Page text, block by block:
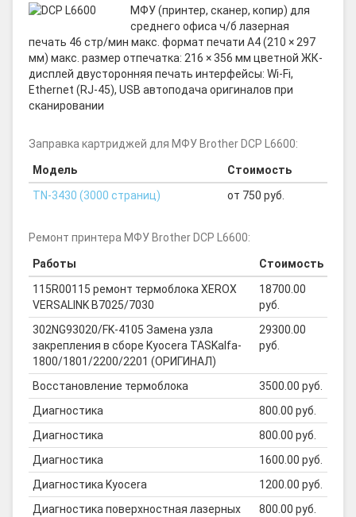
МФУ (принтер, сканер, копир) для
среднего офиса ч/б лазерная
печать 46 стр/мин макс. формат печати A4 (210 × 297
мм) макс. размер отпечатка: 216 × 356 мм цветной ЖК-
дисплей двусторонняя печать интерфейсы: Wi-Fi,
Ethernet (RJ-45), USB автоподача оригиналов при
сканировании
Заправка картриджей для МФУ Brother DCP L6600:
Модель
Стоимость
TN-3430 (3000 страниц)
от 750 руб.
Ремонт принтера МФУ Brother DCP L6600:
Работы
Стоимость
115R00115 ремонт термоблока XEROX
VERSALINK B7025/7030
18700.00
руб.
302NG93020/FK-4105 Замена узла
закрепления в сборе Kyocera TASKalfa-
1800/1801/2200/2201 (ОРИГИНАЛ)
29300.00
руб.
Восстановление термоблока
3500.00 руб.
Диагностика
800.00 руб.
Диагностика
800.00 руб.
Диагностика
1600.00 руб.
Диагностика Kyocera
1200.00 руб.
Диагностика поверхностная лазерных
800.00 руб.